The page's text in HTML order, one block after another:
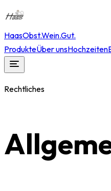
HaasObst.Wein.Gut.
ProdukteÜber unsHochzeiten
Rechtliches